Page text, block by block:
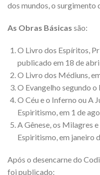
dos mundos, o
As Obras Básicas são:
O Livro dos Espíritos,
publicado em 18 de
O Livro dos Médiuns,
O Evangelho segundo
O Céu e o Inferno ou A
Espiritismo, em 1 de
A Gênese, os Milagres
Espiritismo, em janeiro
Após o desencarne do
foi publicado: